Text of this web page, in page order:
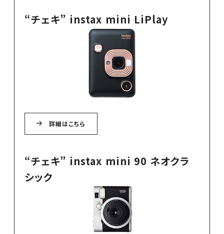
“チェキ” instax mini LiPlay
詳細はこちら
“チェキ” instax mini 90 ネオクラ
シック